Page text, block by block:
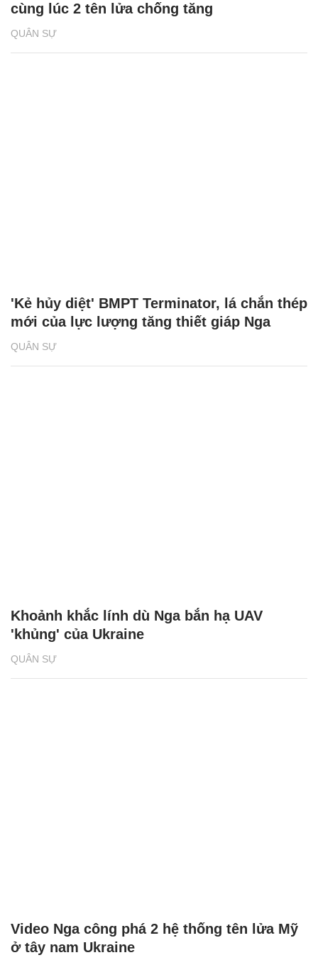
QUÂN SỰ
cùng lúc 2 tên lửa chống tăng
QUÂN SỰ
'Kẻ hủy diệt' BMPT Terminator, lá chắn thép
mới của lực lượng tăng thiết giáp Nga
QUÂN SỰ
Khoảnh khắc lính dù Nga bắn hạ UAV
'khủng' của Ukraine
Video Nga công phá 2 hệ thống tên lửa Mỹ
ở tây nam Ukraine